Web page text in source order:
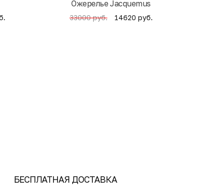
Ожерелье Jacquemus
33000 руб. 14620 руб.
БЕСПЛАТНАЯ ДОСТАВКА